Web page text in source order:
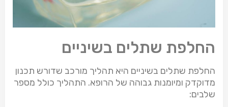
החלפת שתלים בשיניים
החלפת שתלים בשיניים היא תהליך מורכב שדורש תכנון
מדוקדק ומיומנות גבוהה של הרופא. התהליך כולל מספר
שלבים: